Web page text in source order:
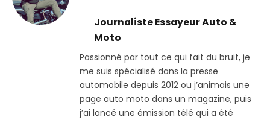
Journaliste Essayeur Auto &
Moto
Passionné par tout ce qui fait du bruit, je
me suis spécialisé dans la presse
automobile depuis 2012 ou j’animais une
page auto moto dans un magazine, puis
j’ai lancé une émission télé qui a été